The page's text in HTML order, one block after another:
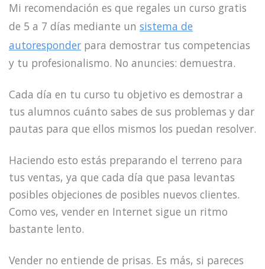
Mi recomendación es que regales un curso gratis
de 5 a 7 días mediante un sistema de
autoresponder para demostrar tus competencias
y tu profesionalismo. No anuncies: demuestra.
Cada día en tu curso tu objetivo es demostrar a
tus alumnos cuánto sabes de sus problemas y dar
pautas para que ellos mismos los puedan resolver.
Haciendo esto estás preparando el terreno para
tus ventas, ya que cada día que pasa levantas
posibles objeciones de posibles nuevos clientes.
Como ves, vender en Internet sigue un ritmo
bastante lento.
Vender no entiende de prisas. Es más, si pareces